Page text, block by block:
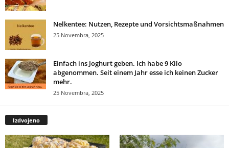
Nelkentee: Nutzen, Rezepte und Vorsichtsmaßnahmen
25 Novembra, 2025
Einfach ins Joghurt geben. Ich habe 9 Kilo
abgenommen. Seit einem Jahr esse ich keinen Zucker
mehr.
25 Novembra, 2025
Izdvojeno